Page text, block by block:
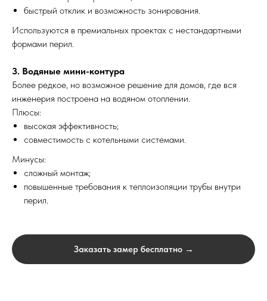
Выезд и ЗD ПРОЕКТ
металлокаркасе
обшивку деревом
быстрый отклик и возможность зонирования.
Используются в премиальных проектах с нестандартными
формами перил.
3. Водяные мини-контура
Более редкое, но возможное решение для домов, где вся
инженерия построена на водяном отоплении.
Плюсы:
высокая эффективность;
совместимость с котельными системами.
Минусы:
сложный монтаж;
повышенные требования к теплоизоляции трубы внутри
перил.
Заказать замер бесплатно →